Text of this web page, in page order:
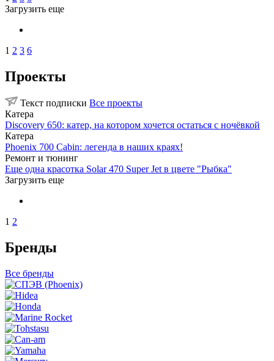
Загрузить еще
1 2 3 6
Проекты
Текст подписки Все проекты
Катера
Discovery 650: катер, на котором хочется остаться с ночёвкой
Катера
Phoenix 700 Cabin: легенда в наших краях!
Ремонт и тюнинг
Еще одна красотка Solar 470 Super Jet в цвете "Рыбка"
Загрузить еще
1 2
Бренды
Все бренды